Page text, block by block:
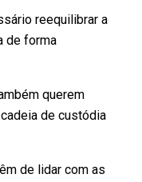
reequilibrar a
de forma
querem
de custódia
de lidar com as